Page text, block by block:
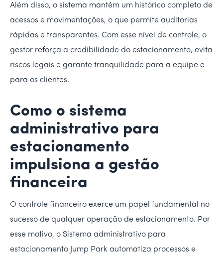
Além disso, o sistema mantém um histórico completo de
acessos e movimentações, o que permite auditorias
rápidas e transparentes. Com esse nível de controle, o
gestor reforça a credibilidade do estacionamento, evita
riscos legais e garante tranquilidade para a equipe e
para os clientes.
Como o sistema
administrativo para
estacionamento
impulsiona a gestão
financeira
O controle financeiro exerce um papel fundamental no
sucesso de qualquer operação de estacionamento. Por
esse motivo, o Sistema administrativo para
estacionamento Jump Park automatiza processos e